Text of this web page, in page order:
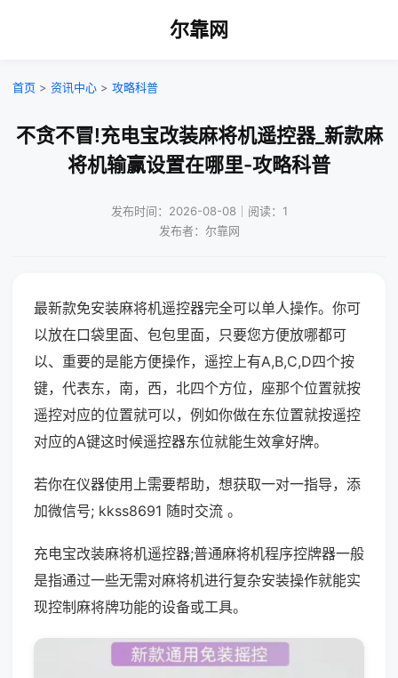
尔靠网
首页 > 资讯中心 > 攻略科普
不贪不冒!充电宝改装麻将机遥控器_新款麻
将机输赢设置在哪里-攻略科普
发布时间：2026-08-08｜阅读：1
发布者：尔靠网
最新款免安装麻将机遥控器完全可以单人操作。你可
以放在口袋里面、包包里面，只要您方便放哪都可
以、重要的是能方便操作，遥控上有A,B,C,D四个按
键，代表东，南，西，北四个方位，座那个位置就按
遥控对应的位置就可以，例如你做在东位置就按遥控
对应的A键这时候遥控器东位就能生效拿好牌。
若你在仪器使用上需要帮助，想获取一对一指导，添
加微信号; kkss8691 随时交流 。
充电宝改装麻将机遥控器;普通麻将机程序控牌器一般
是指通过一些无需对麻将机进行复杂安装操作就能实
现控制麻将牌功能的设备或工具。